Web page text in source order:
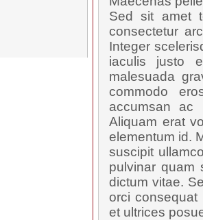
Sed sit amet
consectetur
Integer
iaculis justo
malesuada
commodo
accumsan ac
Aliquam erat
elementum id.
suscipit
pulvinar quam
dictum vitae.
orci consequat
et ultrices